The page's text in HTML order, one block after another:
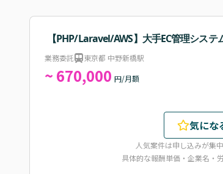
【PHP/Laravel/AWS】大手EC管理シス
業務委託 東京都 中野新橋駅
~ 670,000 円/月額
気にな
人気案件は申し込みが集
具体的な報酬単価・企業名・